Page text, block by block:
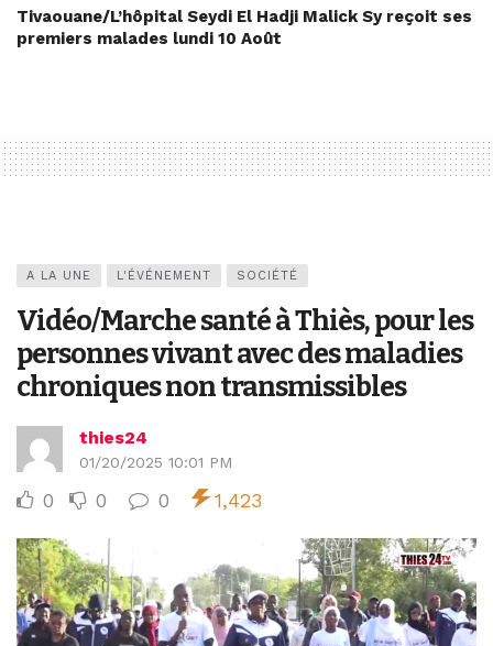
Tivaouane/L’hôpital Seydi El Hadji Malick Sy reçoit ses
premiers malades lundi 10 Août
A LA UNE L'ÉVÉNEMENT SOCIÉTÉ
Vidéo/Marche santé à Thiès, pour les
personnes vivant avec des maladies
chroniques non transmissibles
thies24
01/20/2025 10:01 PM
0 0 0 1,423